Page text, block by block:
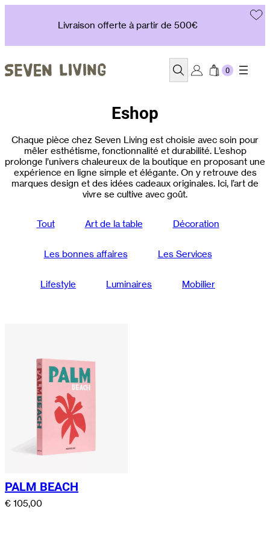
Livraison offerte à partir de 500€
Recherche
Eshop
Chaque pièce chez Seven Living est choisie avec soin pour
mêler esthétisme, fonctionnalité et durabilité. L’eshop
prolonge l’univers chaleureux de la boutique en proposant une
expérience en ligne simple et élégante. On y retrouve des
marques design et des idées cadeaux originales. Ici, l’art de
vivre se cultive avec goût.
Tout Art de la table Décoration
Les bonnes affaires Les Services
Lifestyle Luminaires Mobilier
PALM BEACH
€ 105,00